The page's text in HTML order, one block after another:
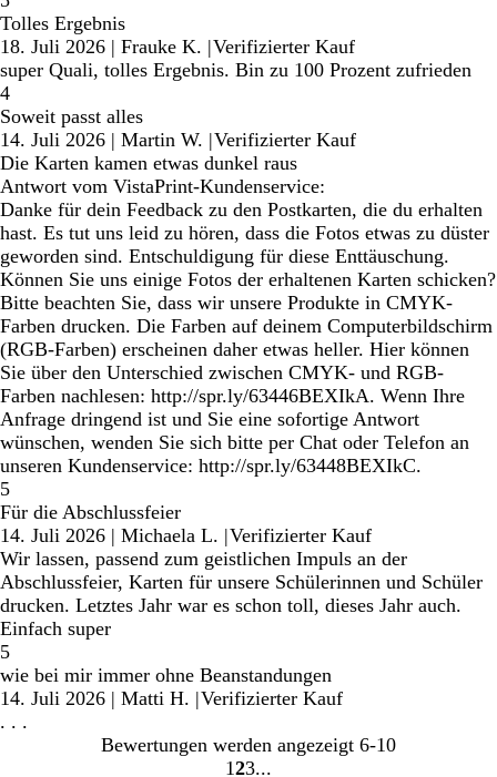
Tolles Ergebnis
18. Juli 2026 | Frauke K. |Verifizierter Kauf
super Quali, tolles Ergebnis. Bin zu 100 Prozent zufrieden
4
Soweit passt alles
14. Juli 2026 | Martin W. |Verifizierter Kauf
Die Karten kamen etwas dunkel raus
Antwort vom VistaPrint-Kundenservice:
Danke für dein Feedback zu den Postkarten, die du erhalten
hast. Es tut uns leid zu hören, dass die Fotos etwas zu düster
geworden sind. Entschuldigung für diese Enttäuschung.
Können Sie uns einige Fotos der erhaltenen Karten schicken?
Bitte beachten Sie, dass wir unsere Produkte in CMYK-
Farben drucken. Die Farben auf deinem Computerbildschirm
(RGB-Farben) erscheinen daher etwas heller. Hier können
Sie über den Unterschied zwischen CMYK- und RGB-
Farben nachlesen: http://spr.ly/63446BEXIkA. Wenn Ihre
Anfrage dringend ist und Sie eine sofortige Antwort
wünschen, wenden Sie sich bitte per Chat oder Telefon an
unseren Kundenservice: http://spr.ly/63448BEXIkC.
5
Für die Abschlussfeier
14. Juli 2026 | Michaela L. |Verifizierter Kauf
Wir lassen, passend zum geistlichen Impuls an der
Abschlussfeier, Karten für unsere Schülerinnen und Schüler
drucken. Letztes Jahr war es schon toll, dieses Jahr auch.
Einfach super
5
wie bei mir immer ohne Beanstandungen
14. Juli 2026 | Matti H. |Verifizierter Kauf
. . .
Bewertungen werden angezeigt 6-10
123